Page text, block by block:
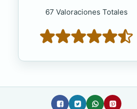
67 Valoraciones Totales